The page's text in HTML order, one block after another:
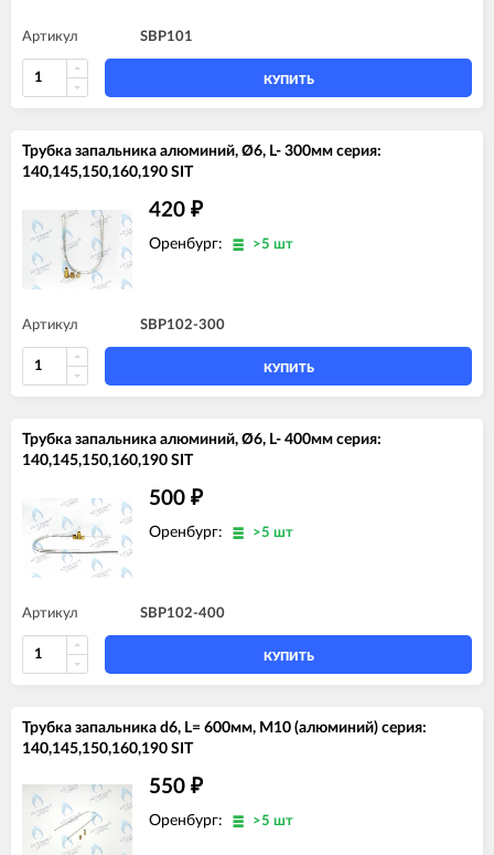
Артикул SBP101
КУПИТЬ
Трубка запальника алюминий, Ø6, L- 300мм серия:
140,145,150,160,190 SIT
420 ₽
Оренбург: >5 шт
Артикул SBP102-300
КУПИТЬ
Трубка запальника алюминий, Ø6, L- 400мм серия:
140,145,150,160,190 SIT
500 ₽
Оренбург: >5 шт
Артикул SBP102-400
КУПИТЬ
Трубка запальника d6, L= 600мм, M10 (алюминий) серия:
140,145,150,160,190 SIT
550 ₽
Оренбург: >5 шт